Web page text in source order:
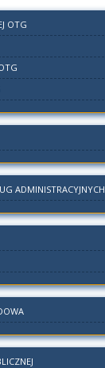
OTG
ADMINISTRACYJNYCH